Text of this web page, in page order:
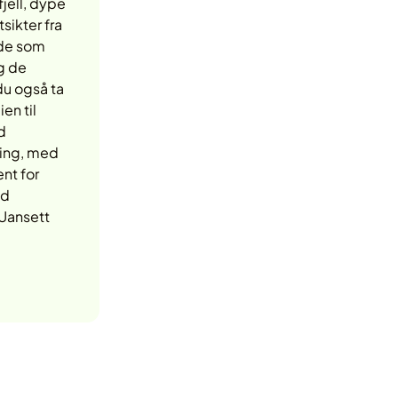
fra
som
de
også ta
til
med
for